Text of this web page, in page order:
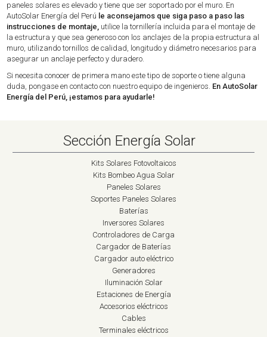
paneles solares es elevado y tiene que ser soportado por el muro. En
AutoSolar Energía del Perú le aconsejamos que siga paso a paso las
instrucciones de montaje, utilice la tornillería incluida para el montaje de
la estructura y que sea generoso con los anclajes de la propia estructura al
muro, utilizando tornillos de calidad, longitudo y diámetro necesarios para
asegurar un anclaje perfecto y duradero.
Si necesita conocer de primera mano este tipo de soporte o tiene alguna
duda, pongase en contacto con nuestro equipo de ingenieros. En AutoSolar
Energía del Perú, ¡estamos para ayudarle!
Sección Energía Solar
Kits Solares Fotovoltaicos
Kits Bombeo Agua Solar
Paneles Solares
Soportes Paneles Solares
Baterías
Inversores Solares
Controladores de Carga
Cargador de Baterías
Cargador auto eléctrico
Generadores
Iluminación Solar
Estaciones de Energía
Accesorios eléctricos
Cables
Terminales eléctricos